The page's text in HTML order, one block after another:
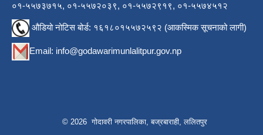
०१-५५७३७१५, ०१-५५७२०३९, ०१-५५७२९१९, ०१-५५७४५१२
औडियो नोटिस बोर्ड: १६१८०१५५७२५९२ (आकस्मिक सूचनाको लागी)
Email: info@godawarimunlalitpur.gov.np
© 2026 गोदावरी नगरपालिका, बज्रबाराही, ललितपुर